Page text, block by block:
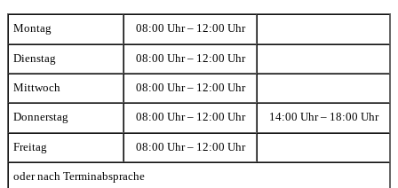
Montag 08:00 Uhr – 12:00 Uhr
Dienstag 08:00 Uhr – 12:00 Uhr
Mittwoch 08:00 Uhr – 12:00 Uhr
Donnerstag 08:00 Uhr – 12:00 Uhr 14:00 Uhr – 18:00 Uhr
Freitag 08:00 Uhr – 12:00 Uhr
oder nach Terminabsprache